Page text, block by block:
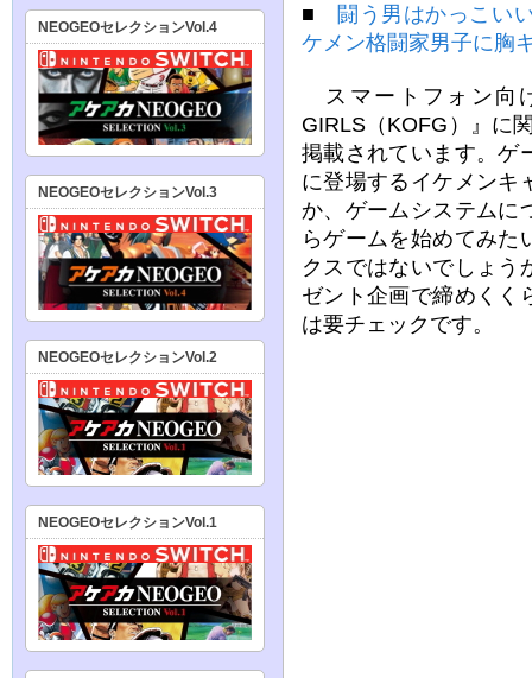
■ 闘う男はかっこい
ケメン格闘家男子に胸
スマートフォン向
GIRLS（KOFG）』に
掲載されています。ゲ
に登場するイケメンキ
か、ゲームシステムに
らゲームを始めてみた
クスではないでしょう
ゼント企画で締めくく
は要チェックです。
NEOGEOセレクションVol.4
NEOGEOセレクションVol.3
NEOGEOセレクションVol.2
NEOGEOセレクションVol.1